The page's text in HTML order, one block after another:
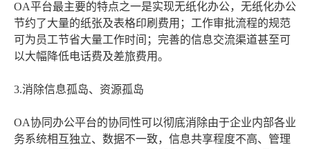
OA平台最主要的特点之一是实现无纸化办公，无纸化办公
节约了大量的纸张及表格印刷费用；工作审批流程的规范
可为员工节省大量工作时间；完善的信息交流渠道甚至可
以大幅降低电话费及差旅费用。
3.消除信息孤岛、资源孤岛
OA协同办公平台的协同性可以彻底消除由于企业内部各业
务系统相互独立、数据不一致，信息共享程度不高、管理